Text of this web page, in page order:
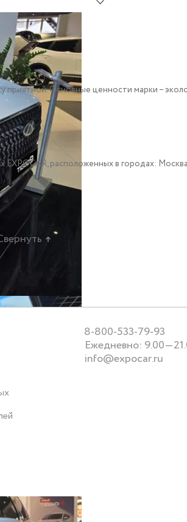
Основные ценности марки –
EXPOCAR, расположенных в городах:
8-800-533-79-93
Ежедневно:
info@expocar.ru